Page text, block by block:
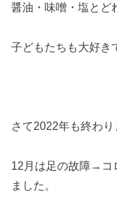
醤油・味噌・塩とど
子どもたちも大好き
さて2022年も終わり
12月は足の故障→コ
ました。